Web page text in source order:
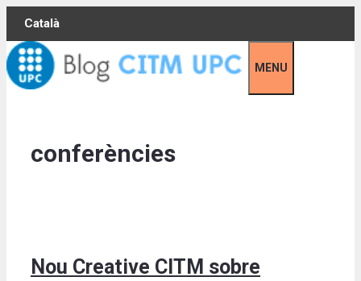
Skip
content
Català
MENU
conferències
Nou Creative CITM sobre